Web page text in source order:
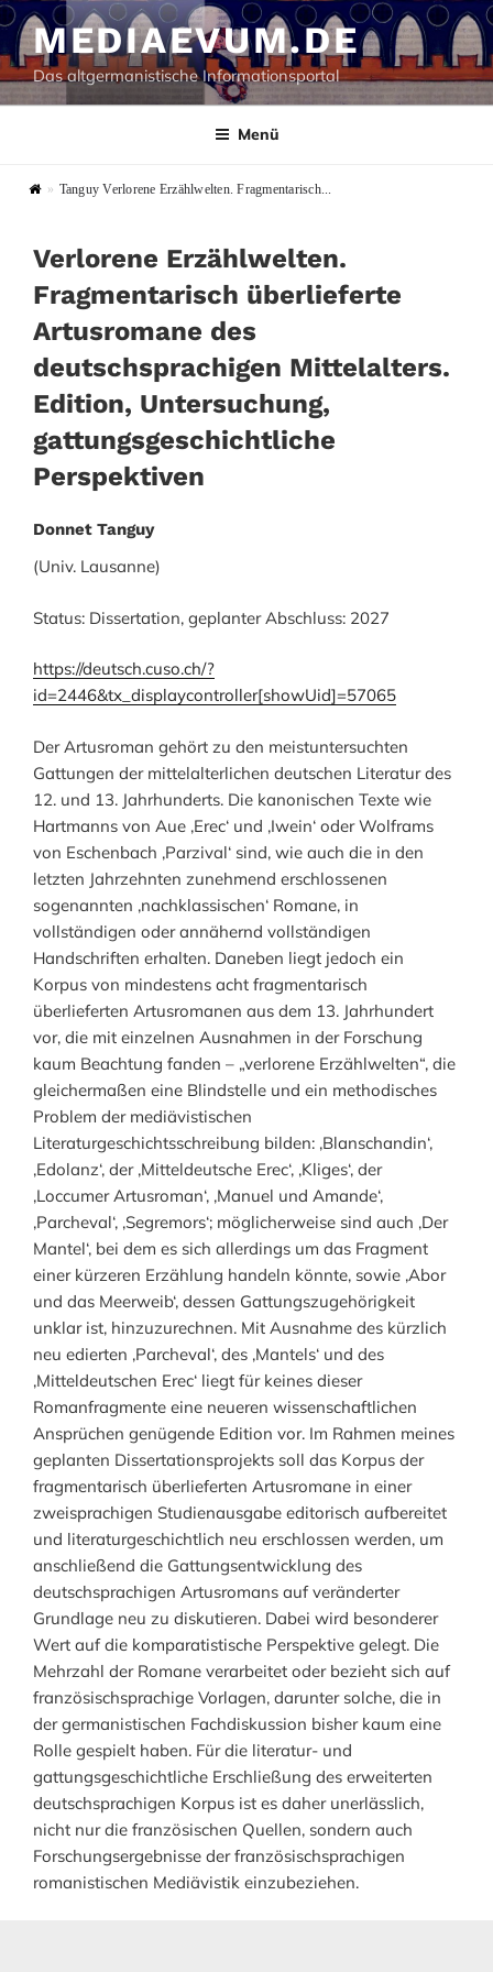
Zum
Inhalt
springen
MEDIAEVUM.DE
Das altgermanistische Informationsportal
Menü
» Tanguy Verlorene Erzählwelten. Fragmentarisch...
Verlorene Erzählwelten.
Fragmentarisch überlieferte
Artusromane des
deutschsprachigen Mittelalters.
Edition, Untersuchung,
gattungsgeschichtliche
Perspektiven
Donnet Tanguy
(Univ. Lausanne)
Status: Dissertation, geplanter Abschluss: 2027
https://deutsch.cuso.ch/?
id=2446&tx_displaycontroller[showUid]=57065
Der Artusroman gehört zu den meistuntersuchten
Gattungen der mittelalterlichen deutschen Literatur des
12. und 13. Jahrhunderts. Die kanonischen Texte wie
Hartmanns von Aue ‚Erec‘ und ‚Iwein‘ oder Wolframs
von Eschenbach ‚Parzival‘ sind, wie auch die in den
letzten Jahrzehnten zunehmend erschlossenen
sogenannten ‚nachklassischen‘ Romane, in
vollständigen oder annähernd vollständigen
Handschriften erhalten. Daneben liegt jedoch ein
Korpus von mindestens acht fragmentarisch
überlieferten Artusromanen aus dem 13. Jahrhundert
vor, die mit einzelnen Ausnahmen in der Forschung
kaum Beachtung fanden – „verlorene Erzählwelten“, die
gleichermaßen eine Blindstelle und ein methodisches
Problem der mediävistischen
Literaturgeschichtsschreibung bilden: ‚Blanschandin‘,
‚Edolanz‘, der ‚Mitteldeutsche Erec‘, ‚Kliges‘, der
‚Loccumer Artusroman‘, ‚Manuel und Amande‘,
‚Parcheval‘, ‚Segremors‘; möglicherweise sind auch ‚Der
Mantel‘, bei dem es sich allerdings um das Fragment
einer kürzeren Erzählung handeln könnte, sowie ‚Abor
und das Meerweib‘, dessen Gattungszugehörigkeit
unklar ist, hinzuzurechnen. Mit Ausnahme des kürzlich
neu edierten ‚Parcheval‘, des ‚Mantels‘ und des
‚Mitteldeutschen Erec‘ liegt für keines dieser
Romanfragmente eine neueren wissenschaftlichen
Ansprüchen genügende Edition vor. Im Rahmen meines
geplanten Dissertationsprojekts soll das Korpus der
fragmentarisch überlieferten Artusromane in einer
zweisprachigen Studienausgabe editorisch aufbereitet
und literaturgeschichtlich neu erschlossen werden, um
anschließend die Gattungsentwicklung des
deutschsprachigen Artusromans auf veränderter
Grundlage neu zu diskutieren. Dabei wird besonderer
Wert auf die komparatistische Perspektive gelegt. Die
Mehrzahl der Romane verarbeitet oder bezieht sich auf
französischsprachige Vorlagen, darunter solche, die in
der germanistischen Fachdiskussion bisher kaum eine
Rolle gespielt haben. Für die literatur- und
gattungsgeschichtliche Erschließung des erweiterten
deutschsprachigen Korpus ist es daher unerlässlich,
nicht nur die französischen Quellen, sondern auch
Forschungsergebnisse der französischsprachigen
romanistischen Mediävistik einzubeziehen.